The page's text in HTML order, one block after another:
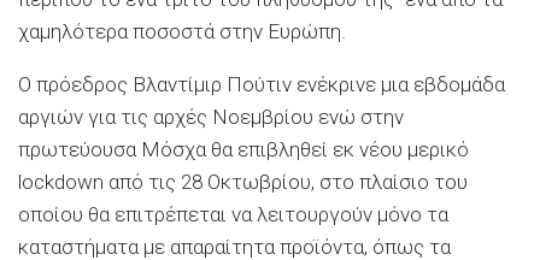
χαμηλότερα ποσοστά στην Ευρώπη.
Ο πρόεδρος Βλαντίμιρ Πούτιν ενέκρινε μια εβδομάδα
αργιών για τις αρχές Νοεμβρίου ενώ στην
πρωτεύουσα Μόσχα θα επιβληθεί εκ νέου μερικό
lockdown από τις 28 Οκτωβρίου, στο πλαίσιο του
οποίου θα επιτρέπεται να λειτουργούν μόνο τα
καταστήματα με απαραίτητα προϊόντα, όπως τα